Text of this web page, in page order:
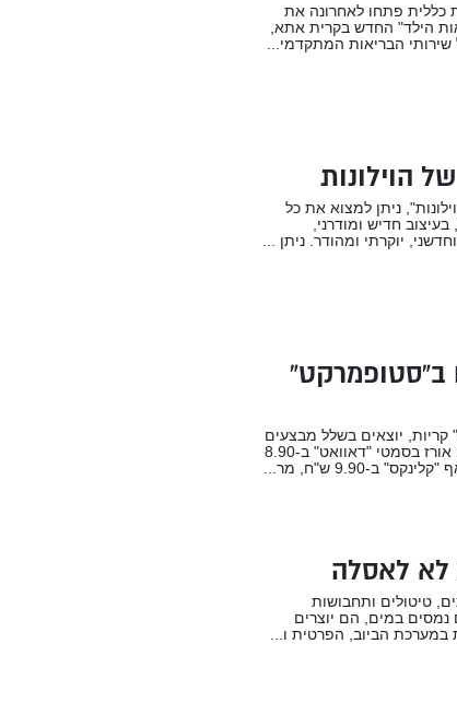
כללית פתחו לאחרונה את
הילד" החדש בקרית אתא,
הבריאות המתקדמי...
הוילונות
ניתן למצוא את כל
בעיצוב חדיש ומודרני,
יוקרתי ומהודר. ניתן ...
ב”סטופמרקט”
יוצאים בשלל מבצעים
והנחות, ובהם אורז בסמטי "דאוואט" ב-8.90
ב-9.90 ש"ח, מר...
לא לאסלה
טיטולים ותחבושות
נמסים במים, הם יוצרים
הביוב, הפרטית ו...